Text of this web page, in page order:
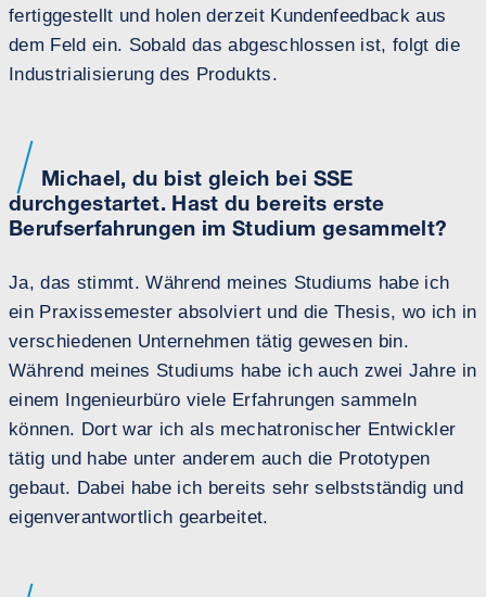
fertiggestellt und holen derzeit Kundenfeedback aus
dem Feld ein. Sobald das abgeschlossen ist, folgt die
Industrialisierung des Produkts.
Michael, du bist gleich bei SSE
durchgestartet. Hast du bereits erste
Berufserfahrungen im Studium gesammelt?
Ja, das stimmt. Während meines Studiums habe ich
ein Praxissemester absolviert und die Thesis, wo ich in
verschiedenen Unternehmen tätig gewesen bin.
Während meines Studiums habe ich auch zwei Jahre in
einem Ingenieurbüro viele Erfahrungen sammeln
können. Dort war ich als mechatronischer Entwickler
tätig und habe unter anderem auch die Prototypen
gebaut. Dabei habe ich bereits sehr selbstständig und
eigenverantwortlich gearbeitet.